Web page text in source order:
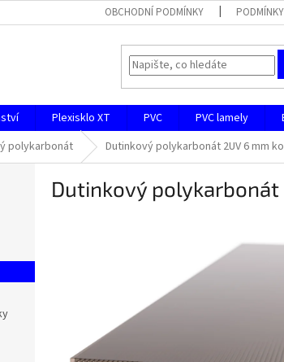
OBCHODNÍ PODMÍNKY
Plexisklo XT PVC PVC lamely
polykarbonát Dutinkový polykarbonát 2UV 6 mm
Dutinkový